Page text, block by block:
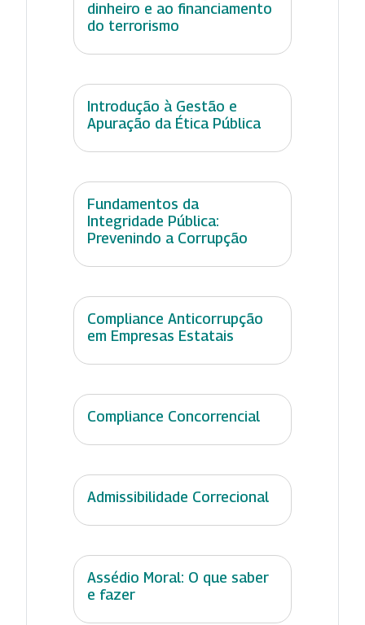
dinheiro e ao financiamento
do terrorismo
Introdução à Gestão e
Apuração da Ética Pública
Fundamentos da
Integridade Pública:
Prevenindo a Corrupção
Compliance Anticorrupção
em Empresas Estatais
Compliance Concorrencial
Admissibilidade Correcional
Assédio Moral: O que saber
e fazer